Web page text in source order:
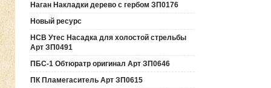
Наган Накладки дерево с гербом ЗП0176
Новый ресурс
НСВ Утес Насадка для холостой стрельбы
Арт ЗП0491
ПБС-1 Обтюратр оригинал Арт ЗП0646
ПК Пламегаситель Арт ЗП0615